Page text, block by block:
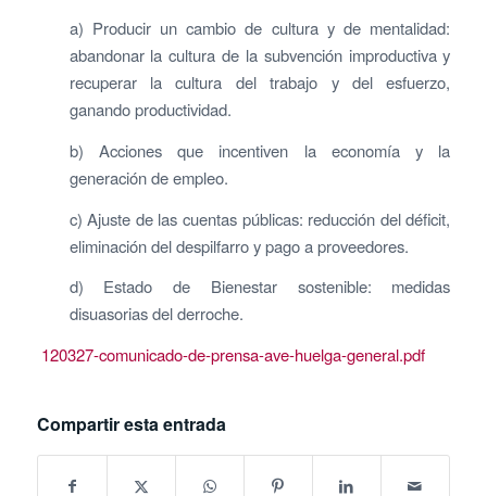
a) Producir un cambio de cultura y de mentalidad:
abandonar la cultura de la subvención improductiva y
recuperar la cultura del trabajo y del esfuerzo,
ganando productividad.
b) Acciones que incentiven la economía y la
generación de empleo.
c) Ajuste de las cuentas públicas: reducción del déficit,
eliminación del despilfarro y pago a proveedores.
d) Estado de Bienestar sostenible: medidas
disuasorias del derroche.
120327-comunicado-de-prensa-ave-huelga-general.pdf
Compartir esta entrada